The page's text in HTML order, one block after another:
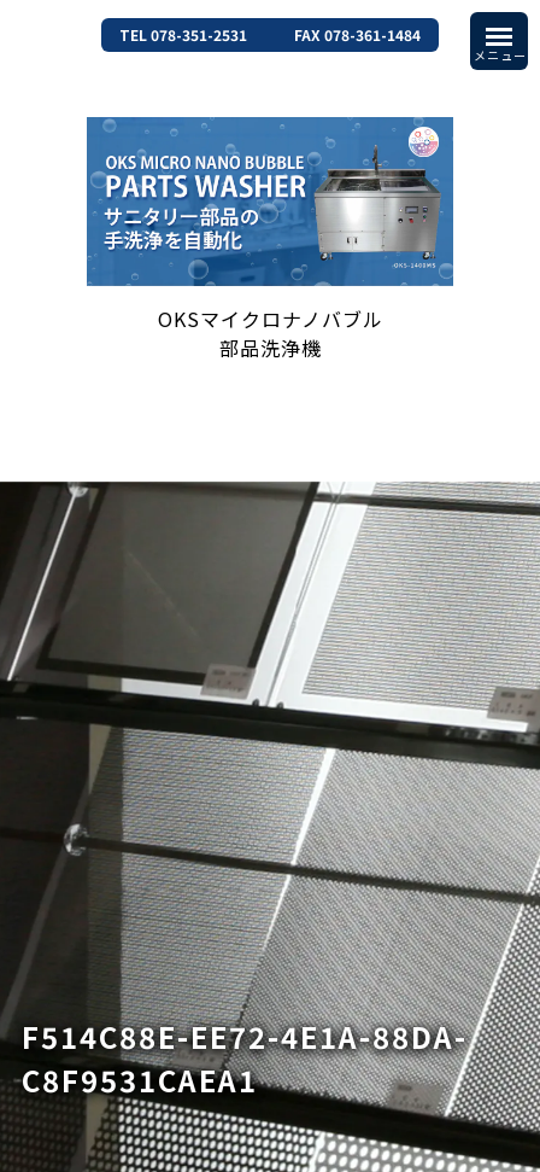
TEL 078-351-2531 FAX 078-361-1484
OKSマイクロナノバブル
部品洗浄機
F514C88E-EE72-4E1A-88DA-
C8F9531CAEA1